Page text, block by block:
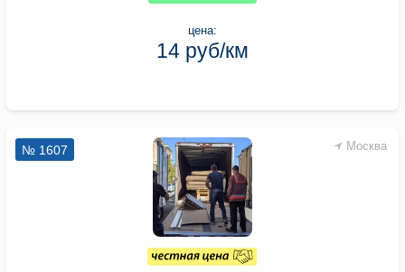
цена:
14 руб/км
Москва
№ 1607